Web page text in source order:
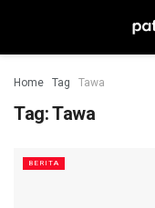
Home Tag Tawa
Tag:Tawa
BERITA